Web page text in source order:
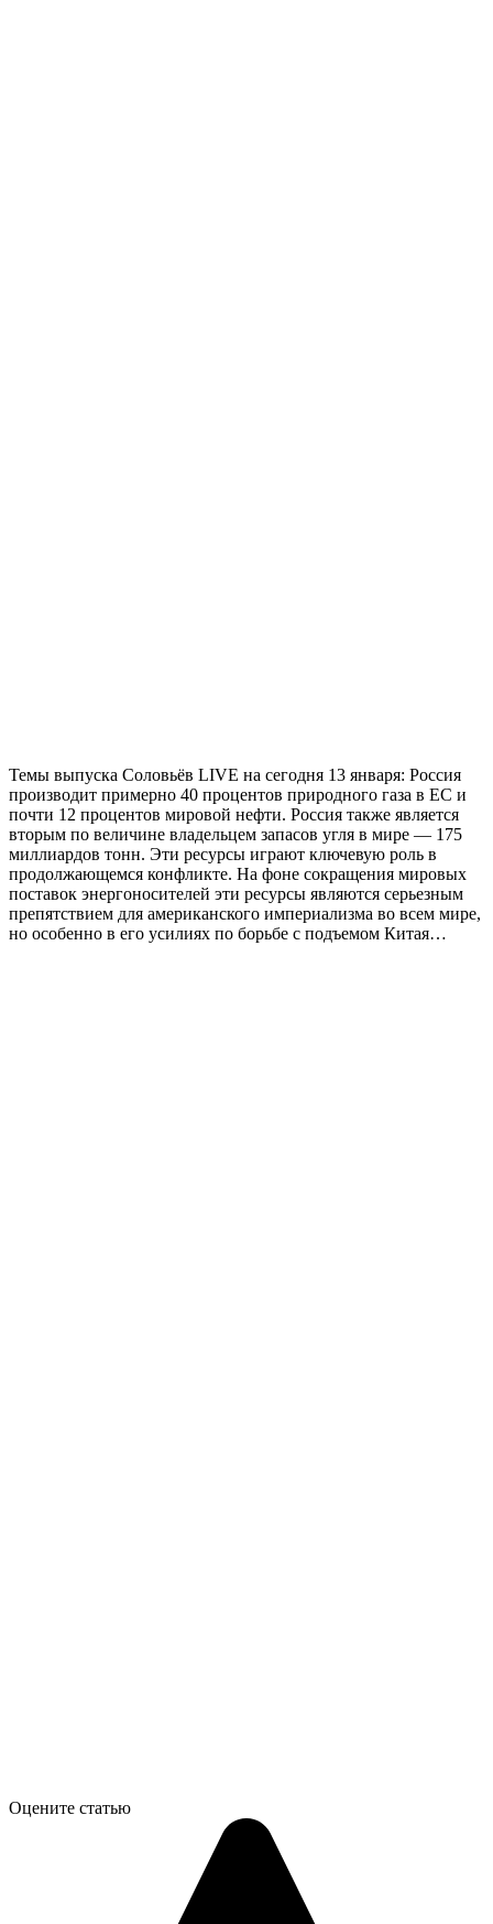
Темы выпуска Соловьёв LIVE на сегодня 13 января: Россия
производит примерно 40 процентов природного газа в ЕС и
почти 12 процентов мировой нефти. Россия также является
вторым по величине владельцем запасов угля в мире — 175
миллиардов тонн. Эти ресурсы играют ключевую роль в
продолжающемся конфликте. На фоне сокращения мировых
поставок энергоносителей эти ресурсы являются серьезным
препятствием для американского империализма во всем мире,
но особенно в его усилиях по борьбе с подъемом Китая…
Оцените статью